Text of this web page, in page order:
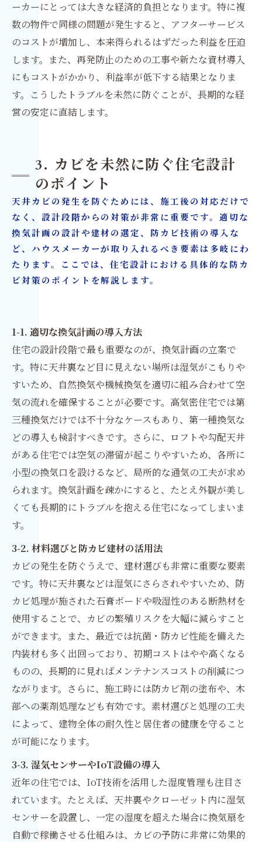
ーカーにとっては大きな経済的負担となります。特に複
数の物件で同様の問題が発生すると、アフターサービス
のコストが増加し、本来得られるはずだった利益を圧迫
します。また、再発防止のための工事や新たな資材導入
にもコストがかかり、利益率が低下する結果となりま
す。こうしたトラブルを未然に防ぐことが、長期的な経
営の安定に直結します。
3. カビを未然に防ぐ住宅設計
のポイント
天井カビの発生を防ぐためには、施工後の対応だけで
なく、設計段階からの対策が非常に重要です。適切な
換気計画の設計や建材の選定、防カビ技術の導入な
ど、ハウスメーカーが取り入れるべき要素は多岐にわ
たります。ここでは、住宅設計における具体的な防カ
ビ対策のポイントを解説します。
1-1. 適切な換気計画の導入方法
住宅の設計段階で最も重要なのが、換気計画の立案で
す。特に天井裏など目に見えない場所は湿気がこもりや
すいため、自然換気や機械換気を適切に組み合わせて空
気の流れを確保することが必要です。高気密住宅では第
三種換気だけでは不十分なケースもあり、第一種換気な
どの導入も検討すべきです。さらに、ロフトや勾配天井
がある住宅では空気の滞留が起こりやすいため、各所に
小型の換気口を設けるなど、局所的な通気の工夫が求め
られます。換気計画を疎かにすると、たとえ外観が美し
くても長期的にトラブルを抱える住宅になってしまいま
す。
3-2. 材料選びと防カビ建材の活用法
カビの発生を防ぐうえで、建材選びも非常に重要な要素
です。特に天井裏などは湿気にさらされやすいため、防
カビ処理が施された石膏ボードや吸湿性のある断熱材を
使用することで、カビの繁殖リスクを大幅に減らすこと
ができます。また、最近では抗菌・防カビ性能を備えた
内装材も多く出回っており、初期コストはやや高くなる
ものの、長期的に見ればメンテナンスコストの削減につ
ながります。さらに、施工時には防カビ剤の塗布や、木
部への薬剤処理なども有効です。素材選びと処理の工夫
によって、建物全体の耐久性と居住者の健康を守ること
が可能になります。
3-3. 湿気センサーやIoT設備の導入
近年の住宅では、IoT技術を活用した湿度管理も注目さ
れています。たとえば、天井裏やクローゼット内に湿気
センサーを設置し、一定の湿度を超えた場合に換気扇を
自動で稼働させる仕組みは、カビの予防に非常に効果的